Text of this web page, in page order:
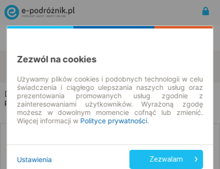
Dworzysko
Żołędowo
Dworzysko → Żołędowo
Rozkład jazdy i bilety
Zezwól na cookies
Używamy plików cookies i podobnych technologii w celu
świadczenia i ciągłego ulepszania naszych usług oraz
prezentowania promowanych usług zgodnie z
zainteresowaniami użytkowników. Wyrażoną zgodę
możesz w dowolnym momencie cofnąć lub zmienić.
Więcej informacji w Polityce prywatności.
Ustawienia Zezwalam